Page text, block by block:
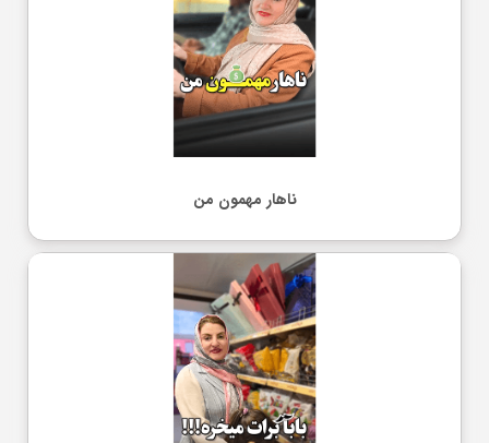
ناهار مهمون من